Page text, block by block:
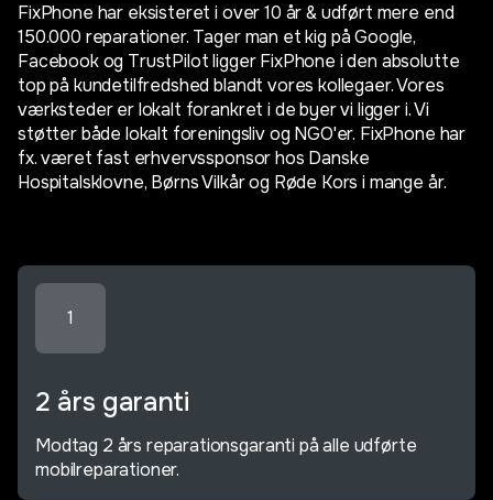
FixPhone har eksisteret i over 10 år & udført mere end
150.000 reparationer. Tager man et kig på Google,
Facebook og TrustPilot ligger FixPhone i den absolutte
top på kundetilfredshed blandt vores kollegaer. Vores
værksteder er lokalt forankret i de byer vi ligger i. Vi
støtter både lokalt foreningsliv og NGO'er. FixPhone har
fx. været fast erhvervssponsor hos Danske
Hospitalsklovne, Børns Vilkår og Røde Kors i mange år.
1
2 års garanti
Modtag 2 års reparationsgaranti på alle udførte
mobilreparationer.